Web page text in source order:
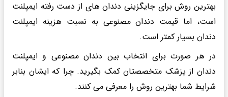
بهترین روش برای جایگزینی دندان های از دست رفته ایمپلنت
است، اما قیمت دندان مصنوعی به نسبت هزینه ایمپلنت
دندان بسیار کمتر است.
در هر صورت برای انتخاب بین دندان مصنوعی و ایمپلنت
دندان از پزشک متخصصتان کمک بگیرید. چرا که ایشان بنابر
شرایط شما بهترین روش را معرفی می کنند.